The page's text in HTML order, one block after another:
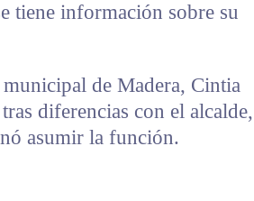
tiene información sobre su
de Madera, Cintia
diferencias con el alcalde,
asumir la función.